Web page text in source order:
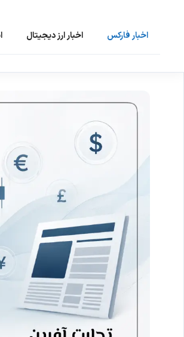
اخبار فارکس اخبار ارز دیجیتال